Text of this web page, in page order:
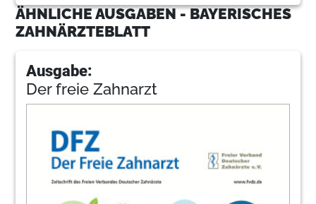
ÄHNLICHE AUSGABEN - BAYERISCHES
ZAHNÄRZTEBLATT
Ausgabe:
Der freie Zahnarzt